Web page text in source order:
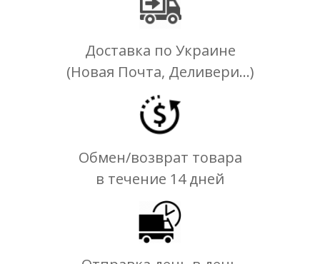
Доставка по Украине
(Новая Почта, Деливери...)
Обмен/возврат товара
в течение 14 дней